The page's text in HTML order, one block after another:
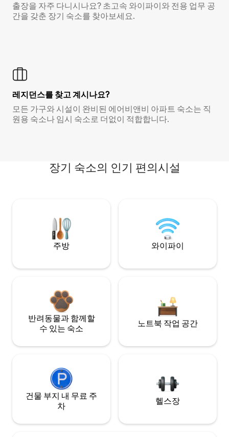
출장을 자주 다니시나요? 초고속 와이파이와 전용 업무 공
간을 갖춘 장기 숙소를 찾아보세요.
레지던스를 찾고 계시나요?
모든 가구와 시설이 완비된 에어비앤비 아파트 숙소는 직
원용 숙소나 임시 숙소로 더없이 적합합니다.
장기 숙소의 인기 편의시설
주방 와이파이
반려동물과 함께할
수 있는 숙소
노트북 작업 공간
건물 부지 내 무료 주
차
헬스장